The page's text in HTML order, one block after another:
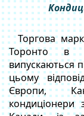
Торгова
Торонто в
випускаються
цьому
Європи,
кондиціонери